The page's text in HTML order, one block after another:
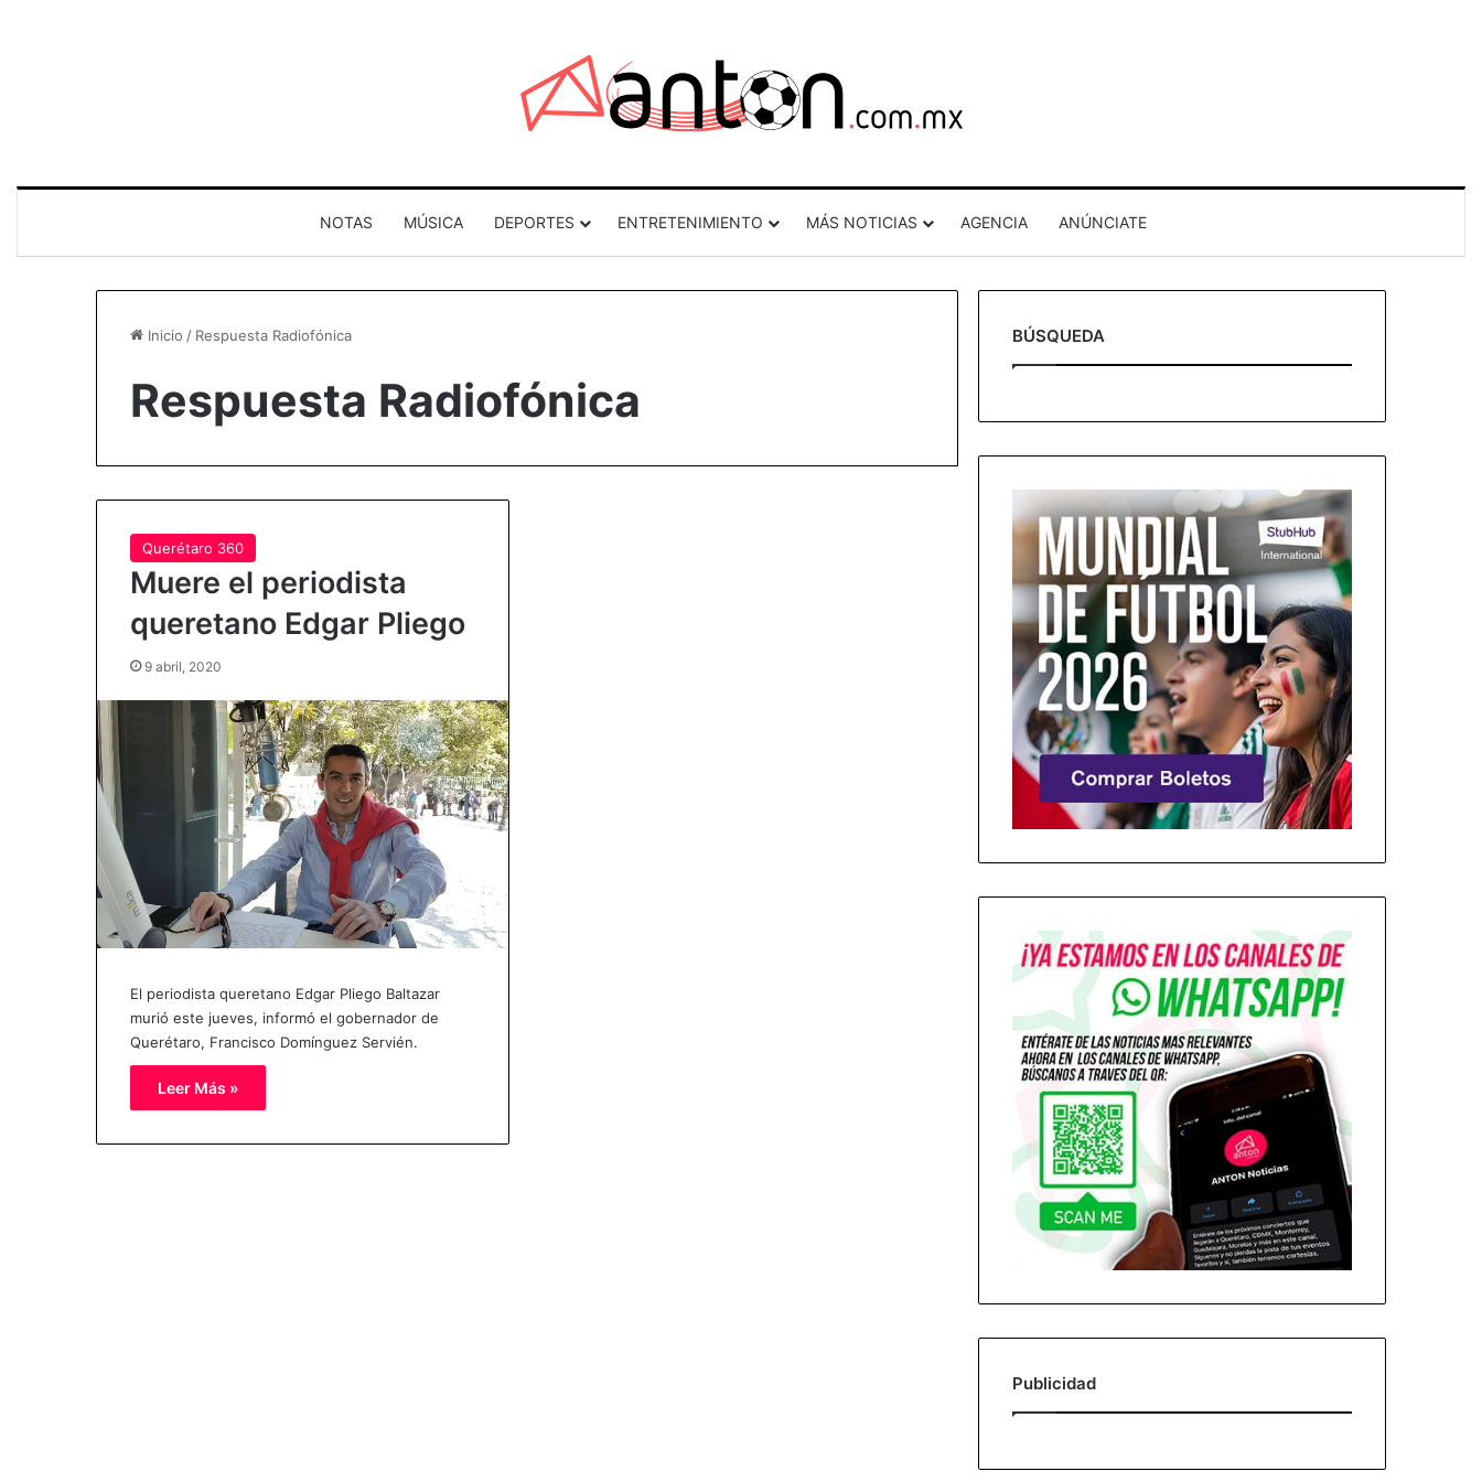
NOTAS MÚSICA DEPORTES ENTRETENIMIENTO MÁS NOTICIAS AGENCIA ANÚNCIATE
Inicio / Respuesta Radiofónica
Respuesta Radiofónica
Querétaro 360
Muere el periodista
queretano Edgar Pliego
9 abril, 2020
El periodista queretano Edgar Pliego Baltazar
murió este jueves, informó el gobernador de
Querétaro, Francisco Domínguez Servién.
Leer Más »
BÚSQUEDA
Publicidad